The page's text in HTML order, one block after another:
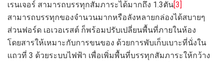
เรนเจอร์ สามารถบรรทุกสัมภาระได้มากถึง 1.3ตัน[3]
สามารถบรรทุกของจำนวนมากหรือลังหลายกล่องได้สบายๆ
ส่วนฟอร์ด เอเวอเรสต์ ก็พร้อมปรับเปลี่ยนพื้นที่ภายในห้อง
โดยสารให้เหมาะกับการขนของ ด้วยการพับเก็บเบาะที่นั่งใน
แถวที่ 3 ด้วยระบบไฟฟ้า เพื่อเพิ่มพื้นที่บรรทุกสัมภาระให้กว้าง